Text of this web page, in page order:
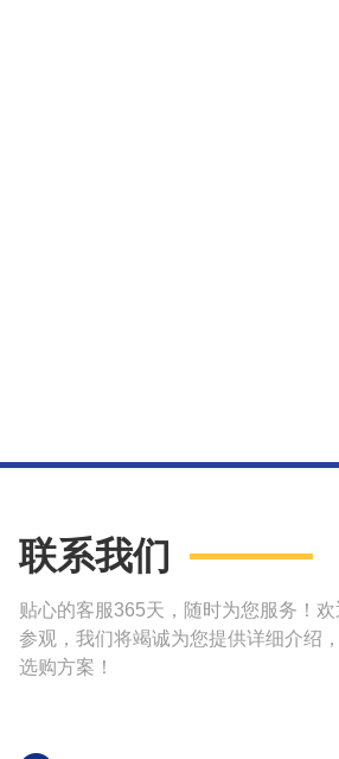
联系我们
贴心的客服365天，随时为您服务！
参观，我们将竭诚为您提供详细介绍
选购方案！